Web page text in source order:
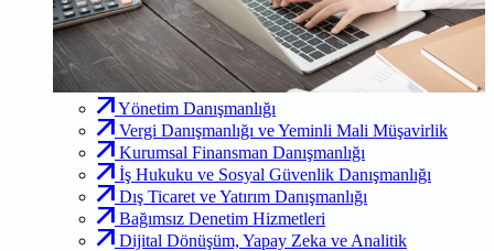
Yönetim Danışmanlığı
Vergi Danışmanlığı ve Yeminli Mali Müşavirlik
Kurumsal Finansman Danışmanlığı
İş Hukuku ve Sosyal Güvenlik Danışmanlığı
Dış Ticaret ve Yatırım Danışmanlığı
Bağımsız Denetim Hizmetleri
Dijital Dönüşüm, Yapay Zeka ve Analitik